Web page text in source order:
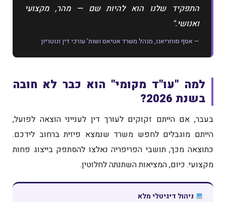
התפקיד שלנו הוא להיות שם — מהר, מקצועי
ואנושי."
— אסף סוחריאנו, מנהל משרד אטיאס ושות' עורכי דין ונוטריון
למה "עו"ד מקומי" הוא כבר לא חובה
בשנת 2026?
בעבר, אם הייתם זקוקים לעורך דין לענייני הוצאה לפועל,
הייתם מוגבלים לחפש משרד שנמצא פיזית ברחוב לידכם.
כתוצאה מכך, תושבי הפריפריה נאלצו להסתפק בייצוג פחות
מקצועי. כיום, המציאות השתנתה לחלוטין.
ניהול דיגיטלי מלא